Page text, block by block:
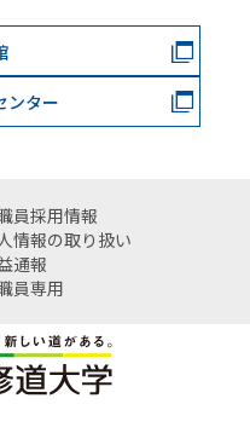
ンター
員採用情報
情報の取り扱い
通報
員専用